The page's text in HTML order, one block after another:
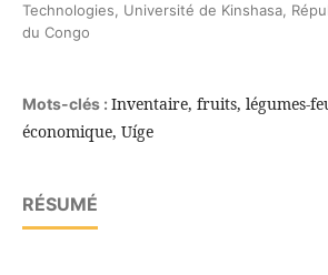
Technologies, Université de Kinshasa,
du Congo
Mots-clés : Inventaire, fruits, légumes-
économique, Uíge
RÉSUMÉ